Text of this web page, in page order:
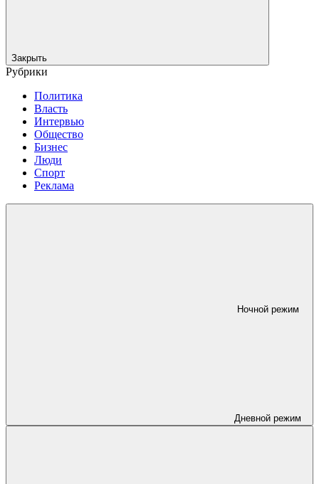
Закрыть
Рубрики
Политика
Власть
Интервью
Общество
Бизнес
Люди
Спорт
Реклама
Ночной режим
Дневной режим